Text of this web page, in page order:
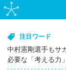
注目ワード
中村憲剛選手もサ
必要な「考える力